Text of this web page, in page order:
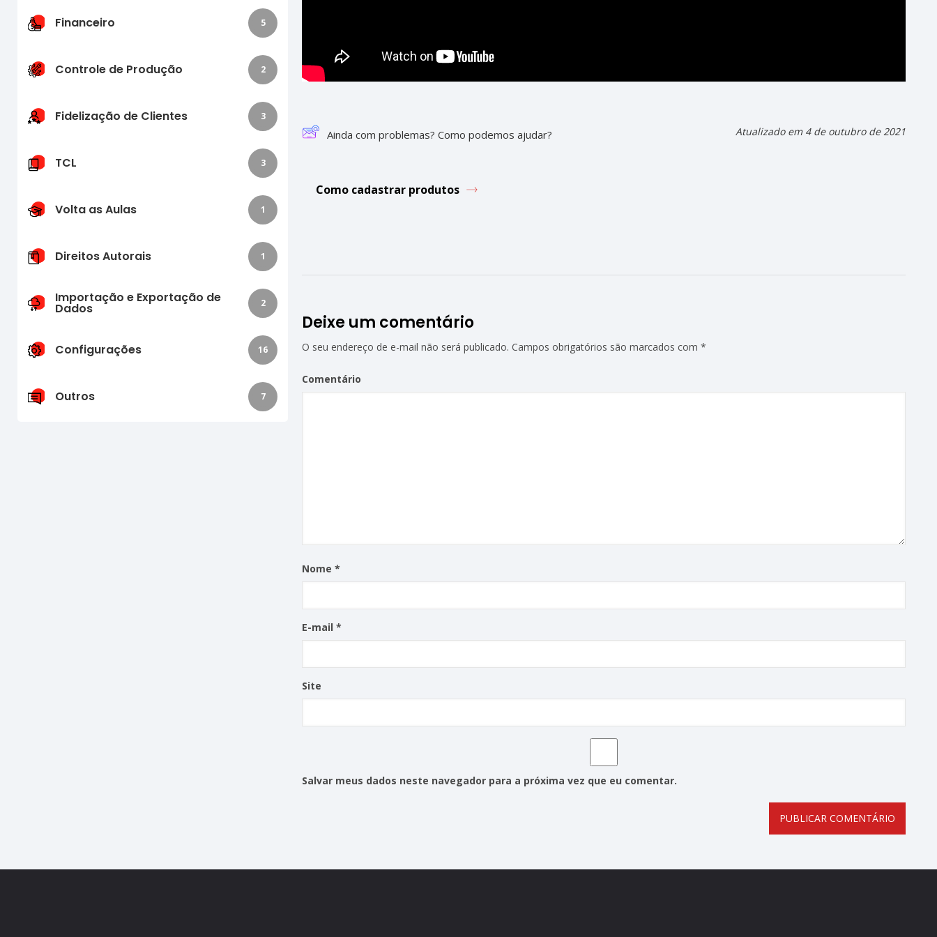
Financeiro 5
Controle de Produção 2
Fidelização de Clientes 3
TCL 3
Volta as Aulas 1
Direitos Autorais 1
Importação e Exportação de
Dados 2
Configurações 16
Outros 7
Ainda com problemas? Como podemos ajudar? Atualizado em 4 de outubro de 2021
Como cadastrar produtos
Deixe um comentário
O seu endereço de e-mail não será publicado. Campos obrigatórios são marcados com*
Comentário
Nome*
E-mail*
Site
Salvar meus dados neste navegador para a próxima vez que eu comentar.